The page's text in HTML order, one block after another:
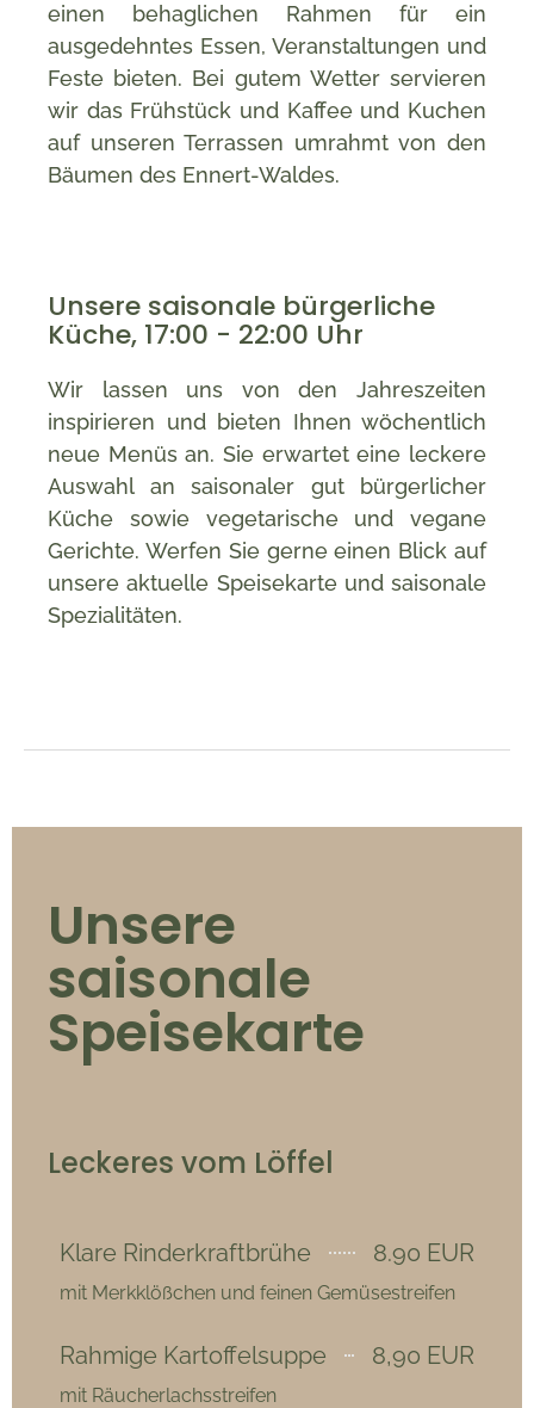
einen behaglichen Rahmen für ein
ausgedehntes Essen, Veranstaltungen und
Feste bieten. Bei gutem Wetter servieren
wir das Frühstück und Kaffee und Kuchen
auf unseren Terrassen umrahmt von den
Bäumen des Ennert-Waldes.
Unsere saisonale bürgerliche
Küche, 17:00 - 22:00 Uhr
Wir lassen uns von den Jahreszeiten
inspirieren und bieten Ihnen wöchentlich
neue Menüs an. Sie erwartet eine leckere
Auswahl an saisonaler gut bürgerlicher
Küche sowie vegetarische und vegane
Gerichte. Werfen Sie gerne einen Blick auf
unsere aktuelle Speisekarte und saisonale
Spezialitäten.
Unsere
saisonale
Speisekarte
Leckeres vom Löffel
Klare Rinderkraftbrühe 8.90 EUR
mit Merkklößchen und feinen Gemüsestreifen
Rahmige Kartoffelsuppe 8,90 EUR
mit Räucherlachsstreifen